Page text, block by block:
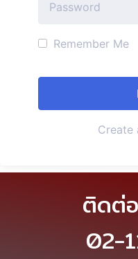
Remember Me
Create
ติดต่
02-